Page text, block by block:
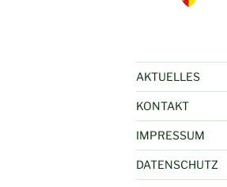
AKTUELLES
KONTAKT
IMPRESSUM
DATENSCHUTZ